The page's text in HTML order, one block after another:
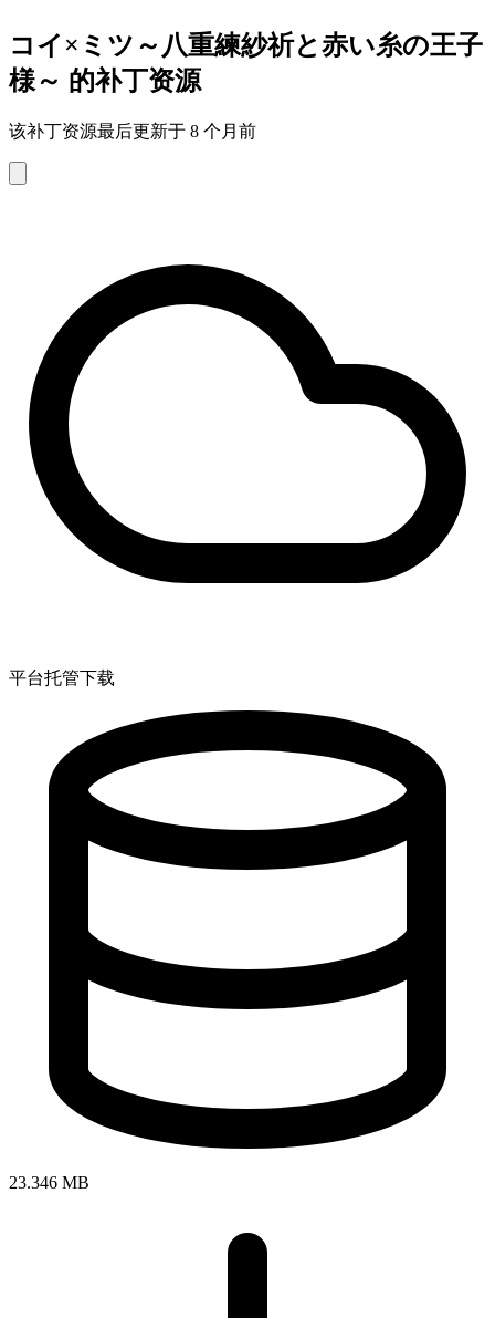
コイ×ミツ～八重練紗祈と赤い糸の王子
様～ 的补丁资源
该补丁资源最后更新于 8 个月前
平台托管下载
23.346 MB